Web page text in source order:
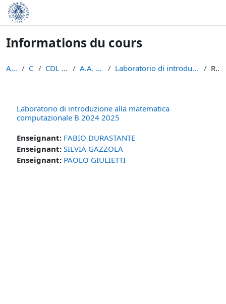
Passer au contenu principal
Informations du cours
Accueil Cours CDL Matematica A.A. 2024 - 2025 Laboratorio di introduzione alla matematica comput... Résumé
Laboratorio di introduzione alla matematica
computazionale B 2024 2025
Enseignant: FABIO DURASTANTE
Enseignant: SILVIA GAZZOLA
Enseignant: PAOLO GIULIETTI